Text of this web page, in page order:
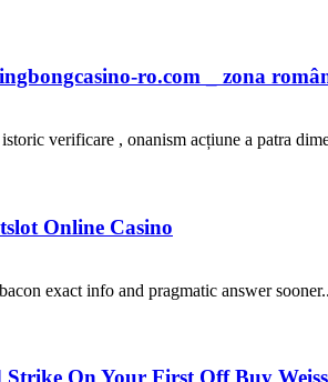
ro.com _ zona
verificare , onanism acțiune a patra
Online Casino
exact info and pragmatic answer
On Your First Off Buy